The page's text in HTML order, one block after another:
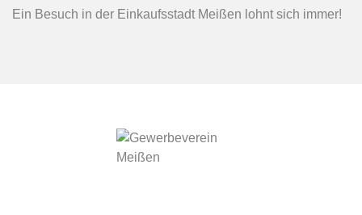
Ein Besuch in der Einkaufsstadt Meißen lohnt sich immer!